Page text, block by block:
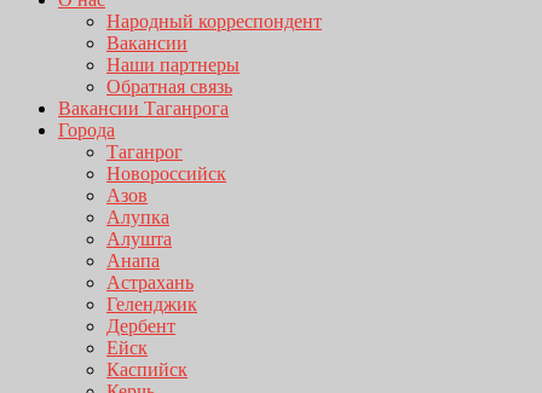
Народный корреспондент
Вакансии
Наши партнеры
Обратная связь
Вакансии Таганрога
Города
Таганрог
Новороссийск
Азов
Алупка
Алушта
Анапа
Астрахань
Геленджик
Дербент
Ейск
Каспийск